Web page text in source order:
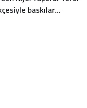
baskılar